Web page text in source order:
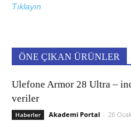
Tıklayın
ÖNE ÇIKAN ÜRÜNLER
Ulefone Armor 28 Ultra –
veriler
Haberler Akademi Portal - 26